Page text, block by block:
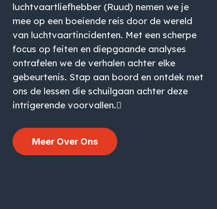
luchtvaartliefhebber (Ruud) nemen we je
mee op een boeiende reis door de wereld
van luchtvaartincidenten. Met een scherpe
focus op feiten en diepgaande analyses
ontrafelen we de verhalen achter elke
gebeurtenis. Stap aan boord en ontdek met
ons de lessen die schuilgaan achter deze
intrigerende voorvallen.
Meer Over Ons